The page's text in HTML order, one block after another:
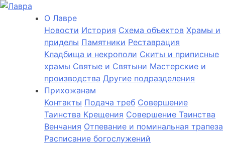
О Лаврe
Новости История Cхема объектов Храмы и
приделы Памятники Реставрация
Кладбища и некрополи Скиты и приписные
храмы Святые и Святыни Мастерские и
производства Другие подразделения
Прихожанам
Контакты Подача треб Совершение
Таинства Крещения Совершение Таинства
Венчания Отпевание и поминальная трапеза
Расписание богослужений